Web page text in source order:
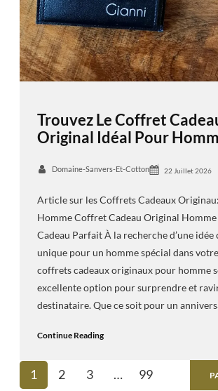
Trouvez Le Coffret
Original Idéal Pour
Domaine-Sanvers-Et-Cotton 22 Juillet 2026
Article sur les Coffrets Cadeaux
Homme Coffret Cadeau Original Homme
Cadeau Parfait À la recherche d’une idée
unique pour un homme spécial dans votre
coffrets cadeaux originaux pour homme
excellente option pour surprendre et
destinataire. Que ce soit pour un
Continue Reading
1 2 3 … 99